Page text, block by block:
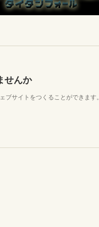
せんか
サイトをつくることができます。